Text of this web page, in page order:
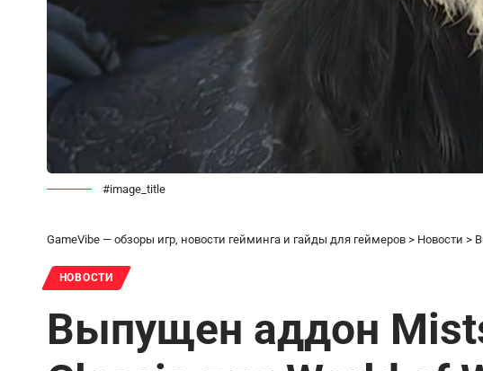
#image_title
GameVibe — обзоры игр, новости гейминга и гайды для геймеров > Новости >
НОВОСТИ
Выпущен аддон